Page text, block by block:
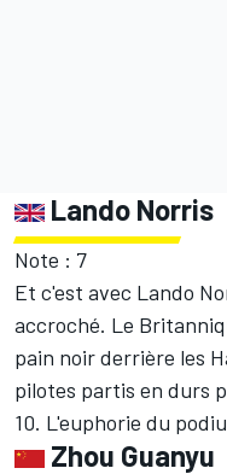
Lando Norris
Note : 7
Et c'est avec Lando
accroché. Le
pain noir derrière les
pilotes partis en durs
10. L'euphorie du
Zhou Guanyu